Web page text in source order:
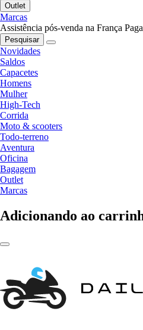
Outlet
Marcas
Assistência pós-venda na França
Pesquisar
Novidades
Saldos
Capacetes
Homens
Mulher
High-Tech
Corrida
Moto & scooters
Todo-terreno
Aventura
Oficina
Bagagem
Outlet
Marcas
Adicionando ao